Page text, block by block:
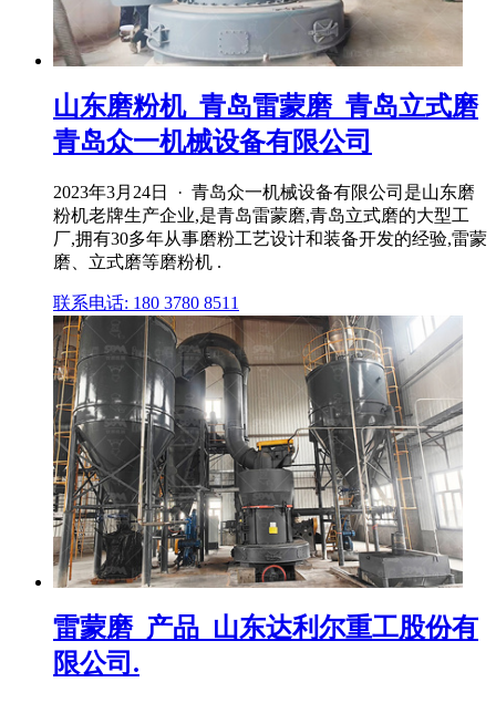
山东磨粉机_青岛雷蒙磨_青岛立式磨
青岛众一机械设备有限公司
2023年3月24日 · 青岛众一机械设备有限公司是山东磨
粉机老牌生产企业,是青岛雷蒙磨,青岛立式磨的大型工
厂,拥有30多年从事磨粉工艺设计和装备开发的经验,雷蒙
磨、立式磨等磨粉机 .
联系电话: 180 3780 8511
雷蒙磨_产品_山东达利尔重工股份有
限公司.